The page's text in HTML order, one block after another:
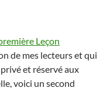
Leçon
de mes lecteurs et qui
et réservé aux
voici un second